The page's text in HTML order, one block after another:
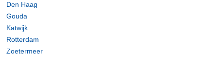
Den Haag
Gouda
Katwijk
Rotterdam
Zoetermeer